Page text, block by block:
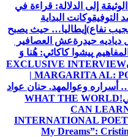
إلى الدلالة: قراءة في
التوفيقوكانت البداية
نفاع) إيطاليا… حيث يصبح
دياديه حيدرةعش العصافير
پیشوا کاکائي: هُنا وَ
EXCLUSIVE INTERVIEW
| MARGARITA AL:
أسراره وعوالمهد. حنان عواد
WHAT THE WORLD
CAN
INTERNATIONAL
My Dreams”: